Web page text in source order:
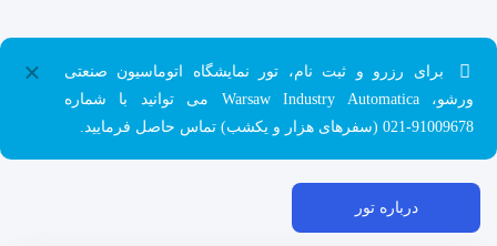
×
برای رزرو و ثبت نام، تور نمایشگاه اتوماسیون صنعتی
ورشو، Warsaw Industry Automatica می توانید با شماره
91009678-021 (سفرهای هزار و یکشب) تماس حاصل فرمایید.
درباره تور